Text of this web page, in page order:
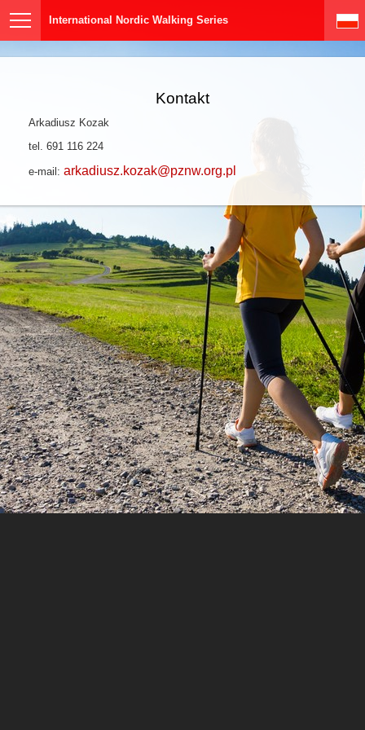
International Nordic Walking Series
Kontakt
Arkadiusz Kozak
tel. 691 116 224
e-mail: arkadiusz.kozak@pznw.org.pl